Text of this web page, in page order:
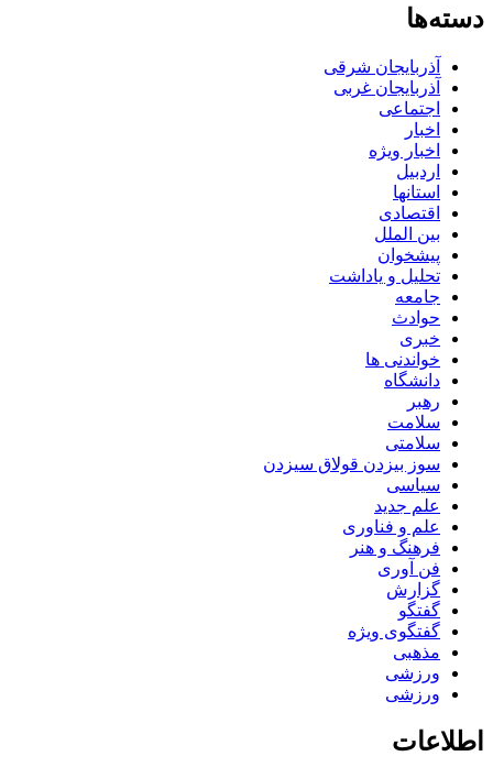
دسته‌ها
آذربایجان شرقی
آذربایجان غربی
اجتماعی
اخبار
اخبار ویژه
اردبیل
استانها
اقتصادی
بین الملل
پیشخوان
تحلیل و یاداشت
جامعه
حوادث
خبری
خواندنی ها
دانشگاه
رهبر
سلامت
سلامتی
سوز بیزدن قولاق سیزدن
سیاسی
علم جدید
علم و فناوری
فرهنگ و هنر
فن آوری
گزارش
گفتگو
گفتگوی ویژه
مذهبی
ورزشی
ورزشی
اطلاعات